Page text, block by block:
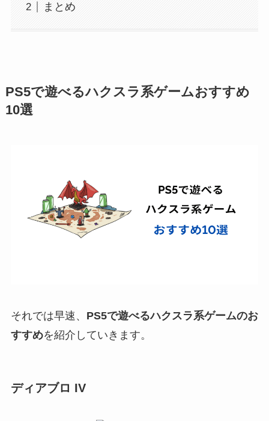
まとめ
PS5で遊べるハクスラ系ゲームおすすめ
10選
それでは早速、 PS5で遊べるハクスラ系ゲームのお
すすめを紹介していきます。
ディアブロ IV